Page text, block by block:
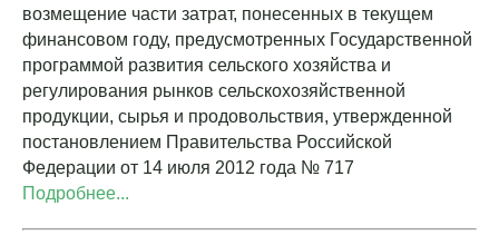
возмещение части затрат, понесенных в текущем
финансовом году, предусмотренных Государственной
программой развития сельского хозяйства и
регулирования рынков сельскохозяйственной
продукции, сырья и продовольствия, утвержденной
постановлением Правительства Российской
Федерации от 14 июля 2012 года № 717
Подробнее...